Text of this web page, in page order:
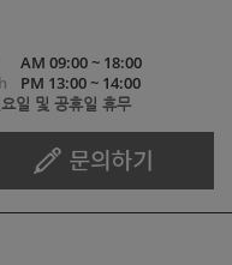
AM 09:00 ~ 18:00
PM 13:00 ~ 14:00
일 및 공휴일 휴무